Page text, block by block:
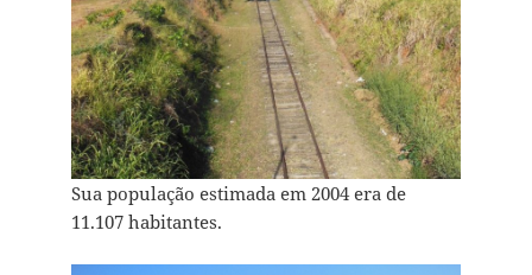
Sua população estimada em 2004 era de
11.107 habitantes.